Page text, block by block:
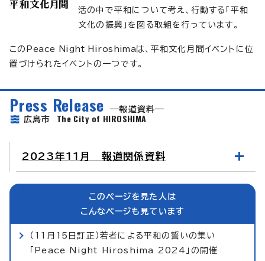
活の中で平和について考え、行動する「平和
文化の振興」を図る取組を行っています。
この Peace Night Hiroshimaは、平和文化月間イベントに位
置づけられたイベントの一つです。
Press Release
報道資料
広島市 The City of HIROSHIMA
2023年11月 報道関係資料
このページを見た人は
こんなページも見ています
（11月15日訂正）若者による平和の誓いの集い
「Peace Night Hiroshima 2024」の開催